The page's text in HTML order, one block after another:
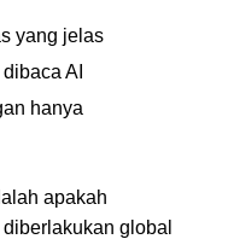
yang jelas
AI
hanya
apakah
global